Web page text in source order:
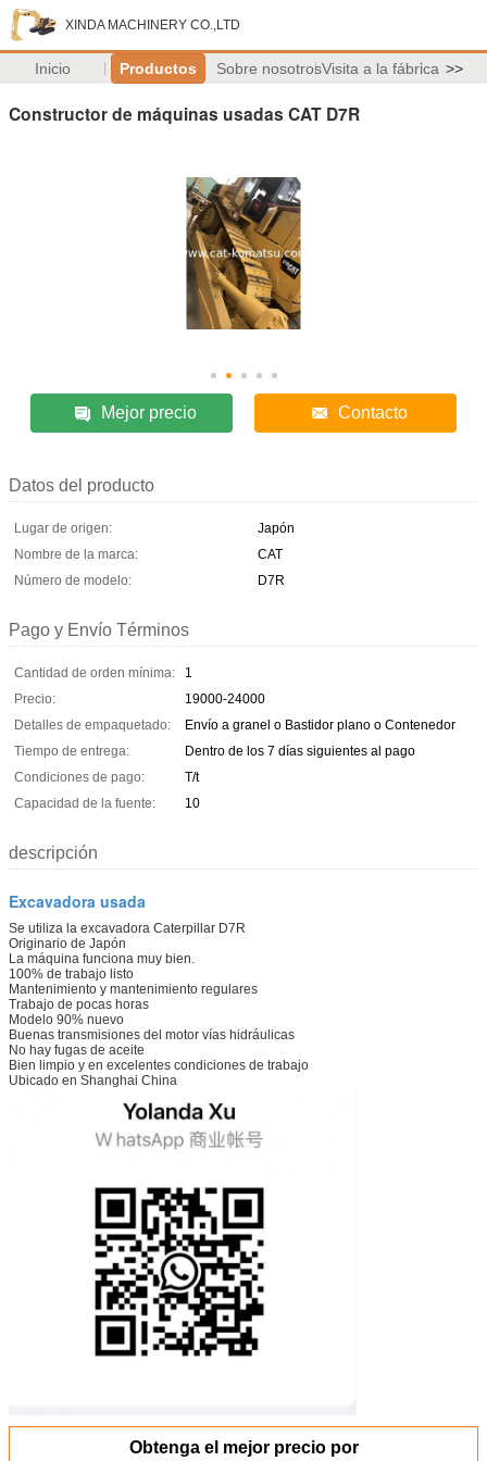
XINDA MACHINERY CO.,LTD
Inicio Productos Sobre nosotrosVisita a la fábrica >>
Constructor de máquinas usadas CAT D7R
Mejor precio Contacto
Datos del producto
Lugar de origen:
Japón
Nombre de la marca:
CAT
Número de modelo:
D7R
Pago y Envío Términos
Cantidad de orden mínima:
1
Precio:
19000-24000
Detalles de empaquetado:
Envío a granel o Bastidor plano o Contenedor
Tiempo de entrega:
Dentro de los 7 días siguientes al pago
Condiciones de pago:
T/t
Capacidad de la fuente:
10
descripción
Excavadora usada
Se utiliza la excavadora Caterpillar D7R
Originario de Japón
La máquina funciona muy bien.
100% de trabajo listo
Mantenimiento y mantenimiento regulares
Trabajo de pocas horas
Modelo 90% nuevo
Buenas transmisiones del motor vías hidráulicas
No hay fugas de aceite
Bien limpio y en excelentes condiciones de trabajo
Ubicado en Shanghai China
Obtenga el mejor precio por